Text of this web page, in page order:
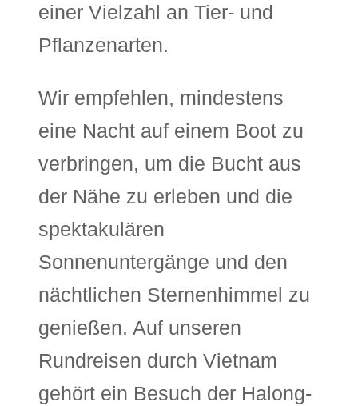
einer Vielzahl an Tier- und
Pflanzenarten.
Wir empfehlen, mindestens
eine Nacht auf einem Boot zu
verbringen, um die Bucht aus
der Nähe zu erleben und die
spektakulären
Sonnenuntergänge und den
nächtlichen Sternenhimmel zu
genießen. Auf unseren
Rundreisen durch Vietnam
gehört ein Besuch der Halong-